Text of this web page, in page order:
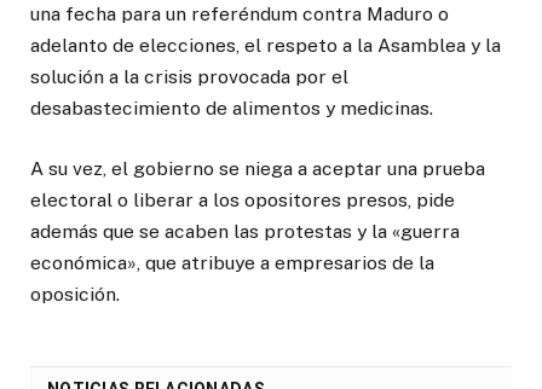
una fecha para un referéndum contra Maduro o
adelanto de elecciones, el respeto a la Asamblea y la
solución a la crisis provocada por el
desabastecimiento de alimentos y medicinas.
A su vez, el gobierno se niega a aceptar una prueba
electoral o liberar a los opositores presos, pide
además que se acaben las protestas y la «guerra
económica», que atribuye a empresarios de la
oposición.